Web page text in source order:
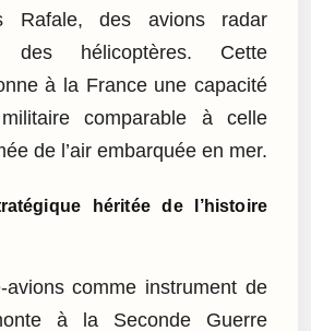
Rafale, des avions radar
des hélicoptères. Cette
à la France une capacité
comparable à celle
de l’air embarquée en mer.
héritée de l’histoire
avions comme instrument de
à la Seconde Guerre